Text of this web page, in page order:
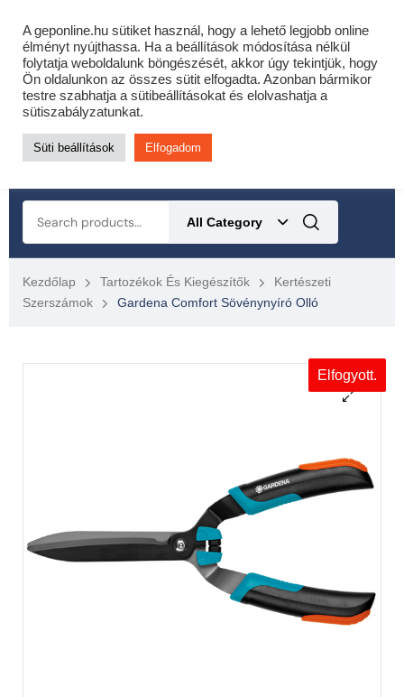
Cofidis expressz online áruhitel 0 % THM-el 10 hónapra!
Most minden akciós HQ láncfűrészhez ajándékba adunk egy
fűrészláncot!Részletek ide kattintva!
KERTÉSZETI – ERDÉSZETI – ÉPÍTŐIPARI GÉP WEBSHOP
All Category
Kezdőlap Tartozékok És Kiegészítők
Kertészeti
Szerszámok
Gardena Comfort Sövénynyíró Olló
Elfogyott.
A geponline.hu sütiket használ, hogy a lehető legjobb online
élményt nyújthassa. Ha a beállítások módosítása nélkül
folytatja weboldalunk böngészését, akkor úgy tekintjük, hogy
Ön oldalunkon az összes sütit elfogadta. Azonban bármikor
testre szabhatja a sütibeállításokat és elolvashatja a
sütiszabályzatunkat.
Süti beállítások Elfogadom